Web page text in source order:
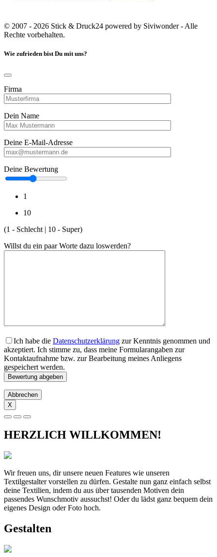
© 2007 - 2026 Stick & Druck24 powered by Siviwonder - Alle
Rechte vorbehalten.
Wie zufrieden bist Du mit uns?
Firma
Dein Name
Deine E-Mail-Adresse
Deine Bewertung
1
10
(1 - Schlecht | 10 - Super)
Willst du ein paar Worte dazu loswerden?
Ich habe die Datenschutzerklärung zur Kenntnis genommen und
akzeptiert. Ich stimme zu, dass meine Formularangaben zur
Kontaktaufnahme bzw. zur Bearbeitung meines Anliegens
gespeichert werden.
Abbrechen
X
HERZLICH WILLKOMMEN!
Wir freuen uns, dir unsere neuen Features wie unseren
Textilgestalter vorstellen zu dürfen. Gestalte nun ganz einfach selbst
deine Textilien, indem du aus über tausenden Motiven dein
passendes Wunschmotiv aussuchst! Oder du lädst ganz bequem dein
eigenes Design oder Foto hoch.
Gestalten